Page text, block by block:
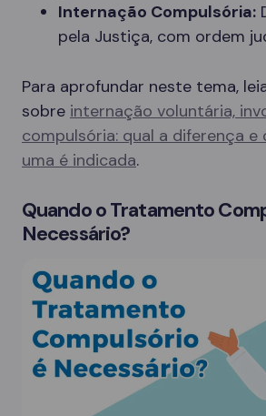
Internação Compulsória:
pela Justiça, com ordem
Para aprofundar neste tema,
sobre internação voluntária,
compulsória: qual a diferença e
uma é indicada.
Quando o Tratamento
Necessário?